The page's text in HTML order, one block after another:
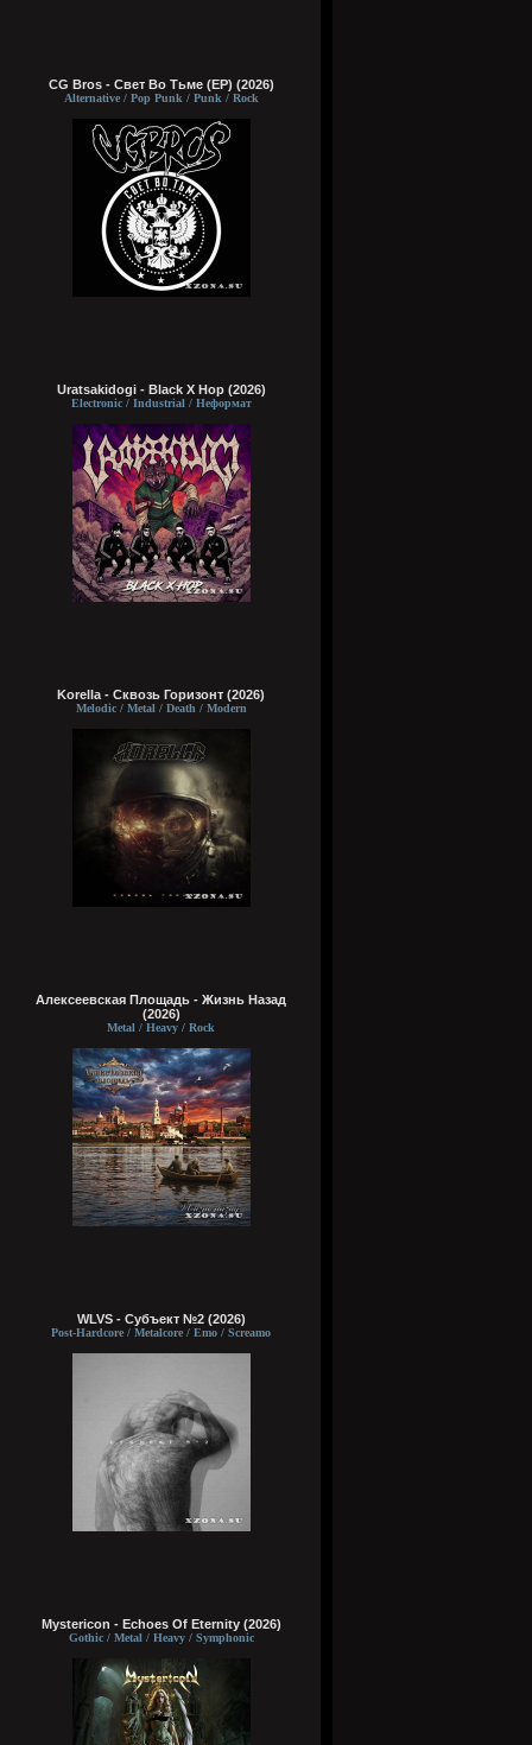
CG Bros - Свет Во Тьме (EP) (2026)
Alternative / Pop Punk / Punk / Rock
Uratsakidogi - Black X Hop (2026)
Electronic / Industrial / Неформат
Korella - Сквозь Горизонт (2026)
Melodic / Metal / Death / Modern
Алексеевская Площадь - Жизнь Назад
(2026)
Metal / Heavy / Rock
WLVS - Субъект №2 (2026)
Post-Hardcore / Metalcore / Emo / Screamo
Mystericon - Echoes Of Eternity (2026)
Gothic / Metal / Heavy / Symphonic